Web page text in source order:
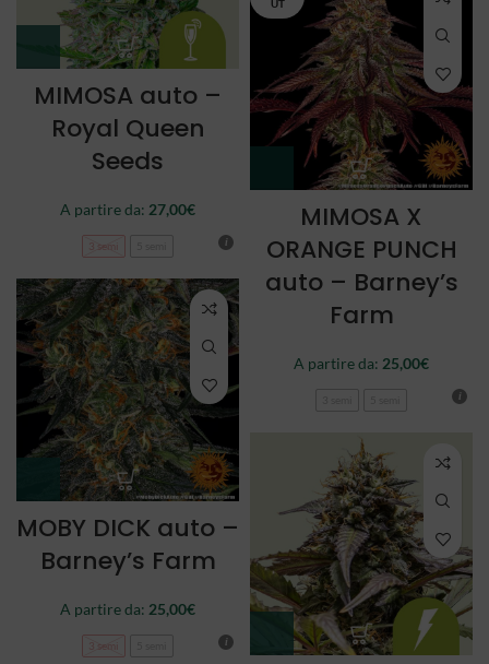
MIMOSA auto –
Royal Queen
Seeds
A partire da: 27,00€
3 semi
UT
MIMOSA X
ORANGE PUNCH
auto – Barney’s
Farm
A partire da: 25,00€
MOBY DICK auto –
Barney’s Farm
A partire da: 25,00€
3 semi